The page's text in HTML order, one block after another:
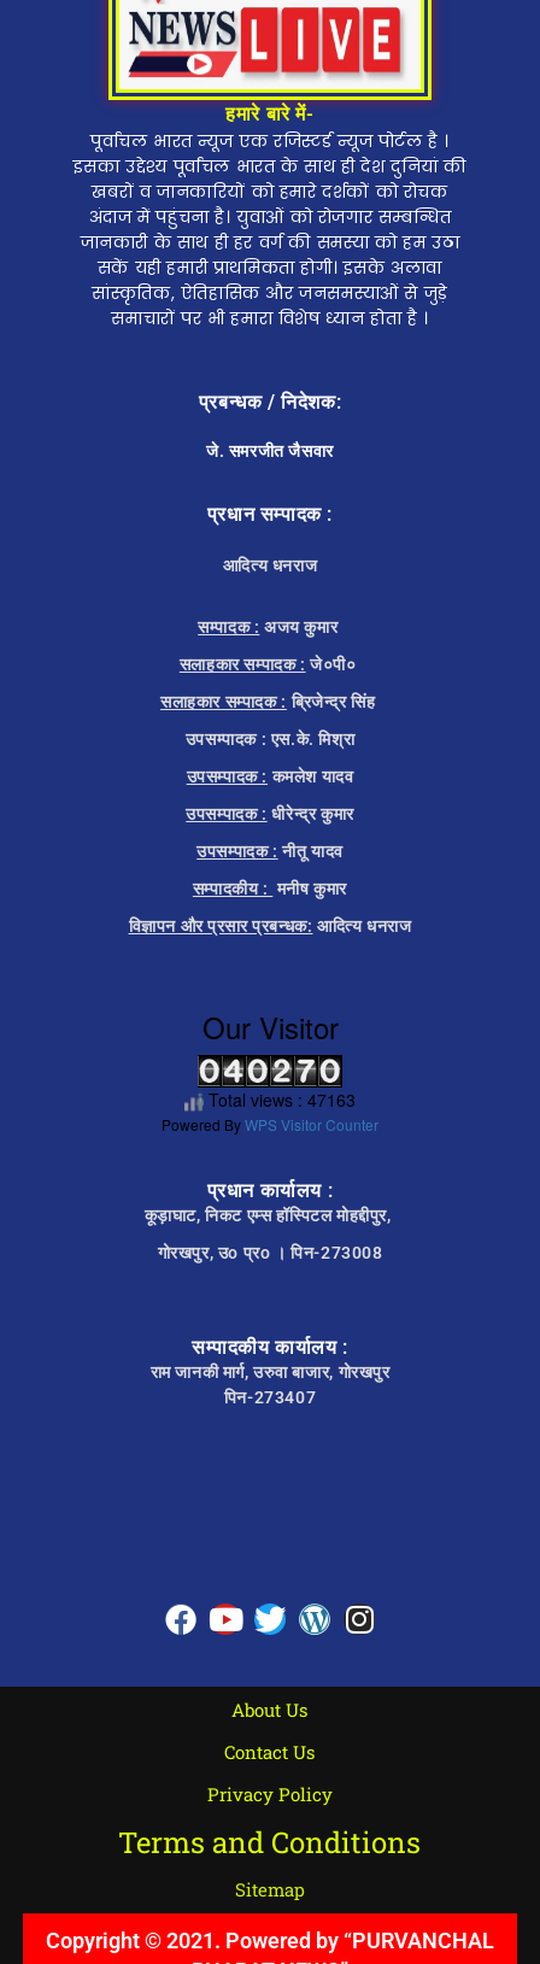
हमारे बारे में-
पूर्वांचल भारत न्यूज एक रजिस्टर्ड न्यूज पोर्टल है ।
इसका उद्देश्य पूर्वांचल भारत के साथ ही देश दुनियां की
खबरों व जानकारियों को हमारे दर्शकों को रोचक
अंदाज में पहुंचना है। युवाओं को रोजगार सम्बन्धित
जानकारी के साथ ही हर वर्ग की समस्या को हम उठा
सकें यही हमारी प्राथमिकता होगी। इसके अलावा
सांस्कृतिक, ऐतिहासिक और जनसमस्याओं से जुड़े
समाचारों पर भी हमारा विशेष ध्यान होता है ।
प्रबन्धक / निदेशक:
जे. समरजीत जैसवार
प्रधान सम्पादक :
आदित्य धनराज
सम्पादक : अजय कुमार
सलाहकार सम्पादक : जे०पी०
सलाहकार सम्पादक : ब्रिजेन्द्र सिंह
उपसम्पादक : एस.के. मिश्रा
उपसम्पादक : कमलेश यादव
उपसम्पादक : धीरेन्द्र कुमार
उपसम्पादक : नीतू यादव
सम्पादकीय : मनीष कुमार
विज्ञापन और प्रसार प्रबन्धक: आदित्य धनराज
Our Visitor
Total views : 47163
Powered ByWPS Visitor Counter
प्रधान कार्यालय :
कूड़ाघाट, निकट एम्स हॉस्पिटल मोहद्दीपुर,
गोरखपुर, उo प्रo । पिन-273008
सम्पादकीय कार्यालय :
राम जानकी मार्ग, उरुवा बाजार, गोरखपुर
पिन-273407
About Us
Contact Us
Privacy Policy
Terms and Conditions
Sitemap
Copyright © 2021. Powered by “PURVANCHAL